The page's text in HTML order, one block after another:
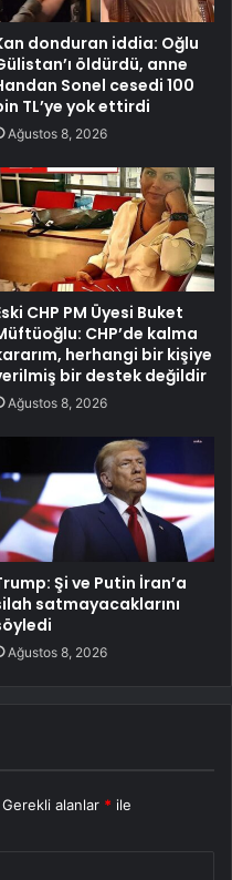
donduran iddia: Oğlu
öldürdü, anne
Sonel cesedi 100
TL’ye yok ettirdi
Ağustos 8, 2026
CHP PM Üyesi Buket
CHP’de kalma
herhangi bir kişiye
bir destek değildir
Ağustos 8, 2026
Şi ve Putin İran’a
satmayacaklarını
Ağustos 8, 2026
Gerekli alanlar * ile